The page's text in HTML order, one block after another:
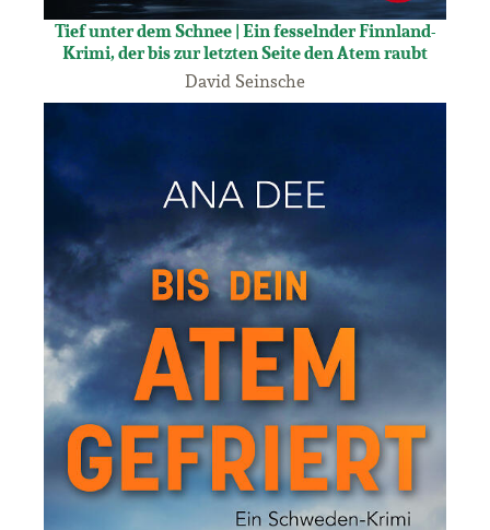
Tief unter dem Schnee | Ein fesselnder Finnland-
Krimi, der bis zur letzten Seite den Atem raubt
David Seinsche